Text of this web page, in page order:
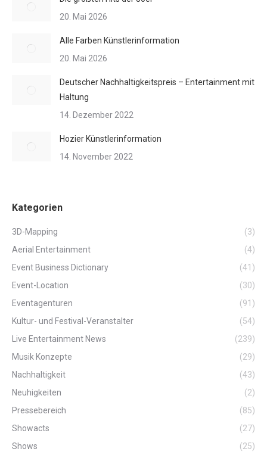
20. Mai 2026
Alle Farben Künstlerinformation
20. Mai 2026
Deutscher Nachhaltigkeitspreis – Entertainment mit
Haltung
14. Dezember 2022
Hozier Künstlerinformation
14. November 2022
Kategorien
3D-Mapping
(3)
Aerial Entertainment
(4)
Event Business Dictionary
(41)
Event-Location
(30)
Eventagenturen
(91)
Kultur- und Festival-Veranstalter
(54)
Live Entertainment News
(239)
Musik Konzepte
(29)
Nachhaltigkeit
(43)
Neuhigkeiten
(2)
Pressebereich
(85)
Showacts
(27)
Shows
(25)